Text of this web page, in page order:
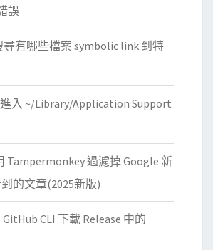
誤
尋有哪些檔案 symbolic link 到特
入 ~/Library/Application Support
Tampermonkey 過濾掉 Google 新
的文章(2025新版)
CLI 下載 Release 中的